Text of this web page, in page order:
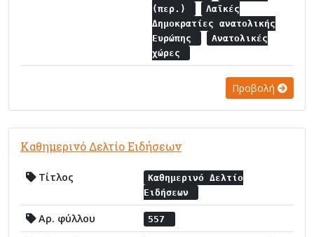
(περ.)
Λαϊκές
Δημοκρατίες ανατολικής
Ευρώπης
Ανατολικές
χώρες
Προβολή
Καθημερινό Δελτίο Ειδήσεων
Τίτλος
Καθημερινό Δελτίο
Ειδήσεων
Αρ. φύλλου 557